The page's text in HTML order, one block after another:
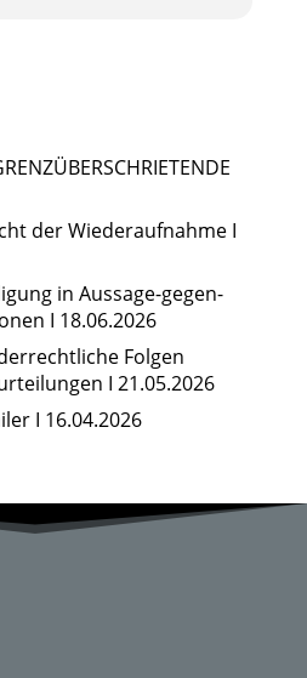
der Wiederaufnahme I
in Aussage-gegen-
I 18.06.2026
Folgen
I 21.05.2026
I 16.04.2026